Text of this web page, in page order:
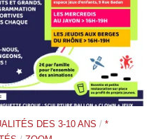
DES 3-10 ANS / *